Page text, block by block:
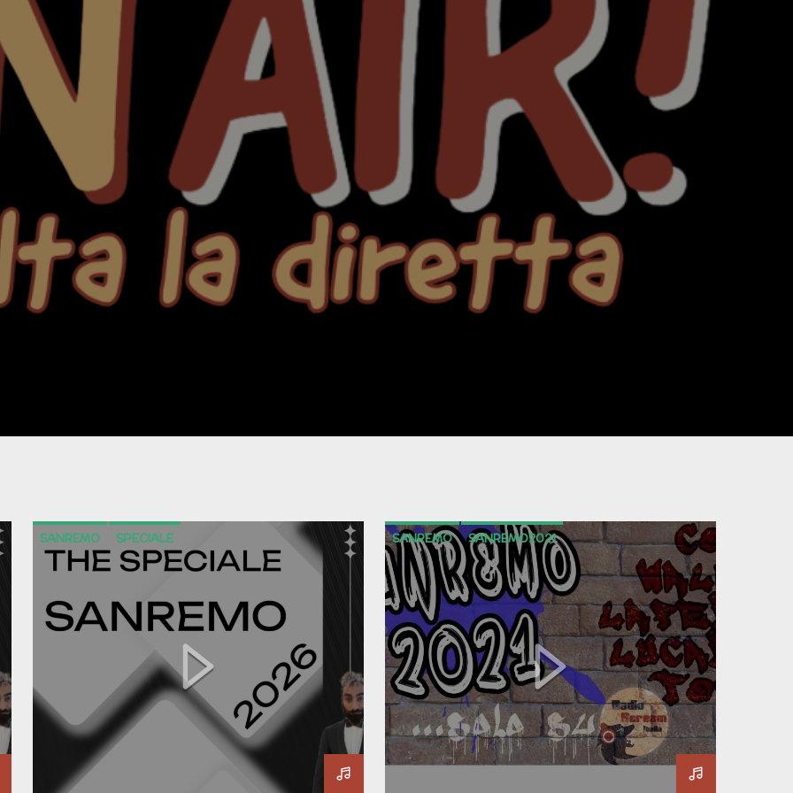
SANREMO
SPECIALE
SPECIALE SANREMO
SPECIALESANREMO
SANREMO
SANREMO2021
SPECIALESANREMO